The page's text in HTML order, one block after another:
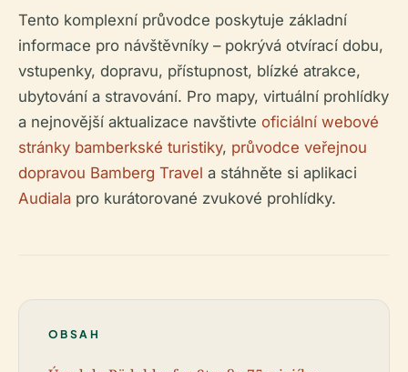
Tento komplexní průvodce poskytuje základní
informace pro návštěvníky – pokrývá otvírací dobu,
vstupenky, dopravu, přístupnost, blízké atrakce,
ubytování a stravování. Pro mapy, virtuální prohlídky
a nejnovější aktualizace navštivte oficiální webové
stránky bamberkské turistiky, průvodce veřejnou
dopravou Bamberg Travel a stáhněte si aplikaci
Audiala pro kurátorované zvukové prohlídky.
OBSAH